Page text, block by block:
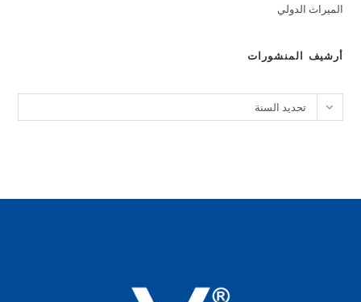
الميراث الدولي
أرشيف المنشورات
الأرشيف تحديد السنة